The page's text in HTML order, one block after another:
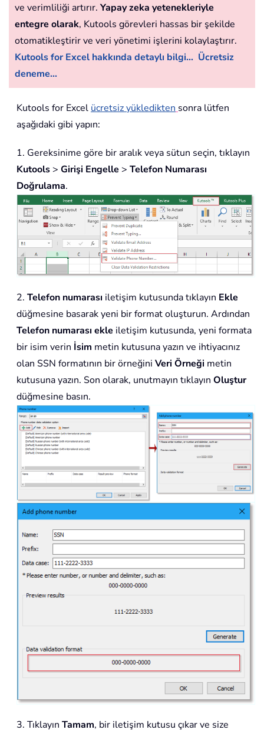
ve verimliliği artırır. Yapay zeka yetenekleriyle
entegre olarak, Kutools görevleri hassas bir şekilde
otomatikleştirir ve veri yönetimi işlerini kolaylaştırır.
Kutools for Excel hakkında detaylı bilgi... Ücretsiz
deneme...
Kutools for Excel ücretsiz yükledikten sonra lütfen
aşağıdaki gibi yapın:
1. Gereksinime göre bir aralık veya sütun seçin, tıklayın
Kutools > Girişi Engelle > Telefon Numarası
Doğrulama.
2. Telefon numarası iletişim kutusunda tıklayın Ekle
düğmesine basarak yeni bir format oluşturun. Ardından
Telefon numarası ekle iletişim kutusunda, yeni formata
bir isim verin İsim metin kutusuna yazın ve ihtiyacınız
olan SSN formatının bir örneğini Veri Örneği metin
kutusuna yazın. Son olarak, unutmayın tıklayın Oluştur
düğmesine basın.
3. Tıklayın Tamam, bir iletişim kutusu çıkar ve size